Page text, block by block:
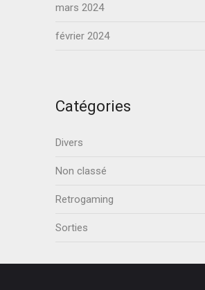
mars 2024
février 2024
Catégories
Divers
Non classé
Retrogaming
Sorties